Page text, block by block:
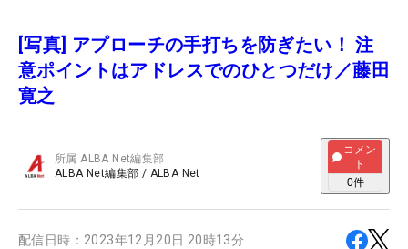
[写真] アプローチの手打ちを防ぎたい！ 注
意ポイントはアドレスでのひとつだけ／藤田
寛之
所属ALBA Net編集部
ALBA Net編集部 / ALBA Net
コメン
ト
0件
配信日時： 2023年12月20日 20時13分